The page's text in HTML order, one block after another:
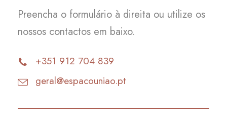
Preencha o formulário à direita ou utilize os
nossos contactos em baixo.
+351 912 704 839
geral@espacouniao.pt